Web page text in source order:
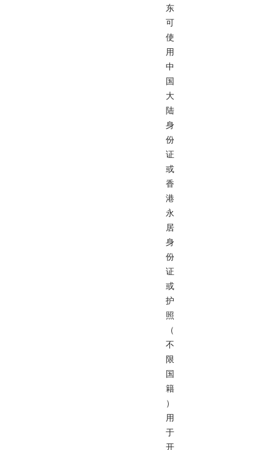
东
可
使
用
中
国
大
陆
身
份
证
或
香
港
永
居
身
份
证
或
护
照
（
不
限
国
籍
）
用
于
开